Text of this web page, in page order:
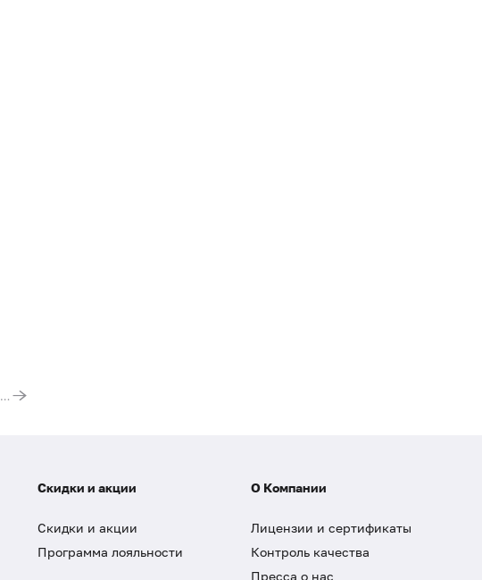
Базовое лабораторное обследование мужчин до 45 лет
Скидки и акции
Скидки и акции
Программа лояльности
О Компании
Лицензии и сертификаты
Контроль качества
Пресса о нас